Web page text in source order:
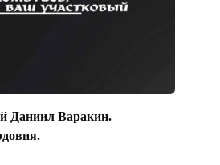
Даниил Варакин.